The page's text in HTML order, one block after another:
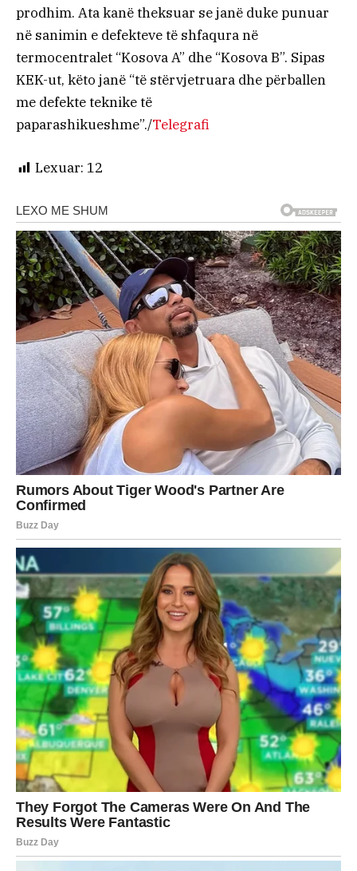
prodhim. Ata kanë theksuar se janë duke punuar
në sanimin e defekteve të shfaqura në
termocentralet “Kosova A” dhe “Kosova B”. Sipas
KEK-ut, këto janë “të stërvjetruara dhe përballen
me defekte teknike të
paparashikueshme”./Telegrafi
Lexuar: 12